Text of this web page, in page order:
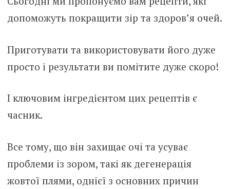
допоможуть покращити зір та здоров’я очей.
Приготувати та використовувати його дуже
просто і результати ви помітите дуже скоро!
І ключовим інгредієнтом цих рецептів є
часник.
Все тому, що він захищає очі та усуває
проблеми із зором, такі як дегенерація
жовтої плями, однієї з основних причин